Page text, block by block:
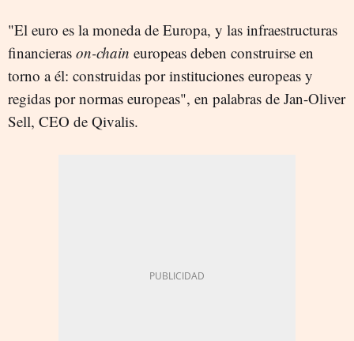
"El euro es la moneda de Europa, y las infraestructuras
financieras on-chain europeas deben construirse en
torno a él: construidas por instituciones europeas y
regidas por normas europeas", en palabras de Jan-Oliver
Sell, CEO de Qivalis.